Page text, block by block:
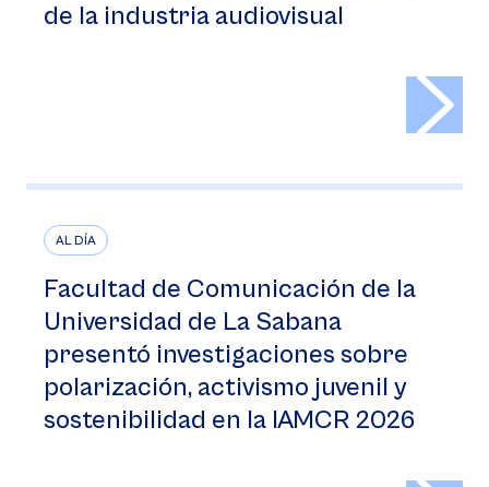
de la industria audiovisual
AL DÍA
Facultad de Comunicación de la
Universidad de La Sabana
presentó investigaciones sobre
polarización, activismo juvenil y
sostenibilidad en la IAMCR 2026